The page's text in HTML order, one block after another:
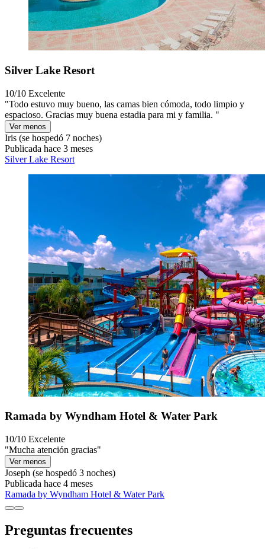
Silver Lake Resort
10/10 Excelente
"Todo estuvo muy bueno, las camas bien cómoda, todo limpio y
espacioso. Gracias muy buena estadia para mi y familia. "
Ver menos
Iris (se hospedó 7 noches)
Publicada hace 3 meses
Silver Lake Resort
Ramada by Wyndham Hotel & Water Park
10/10 Excelente
"Mucha atención gracias"
Ver menos
Joseph (se hospedó 3 noches)
Publicada hace 4 meses
Ramada by Wyndham Hotel & Water Park
Preguntas frecuentes